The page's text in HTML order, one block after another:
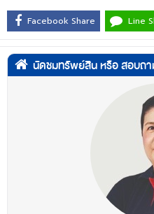
Facebook Share Line
นัดชมทรัพย์สิน หรือ สอบถ